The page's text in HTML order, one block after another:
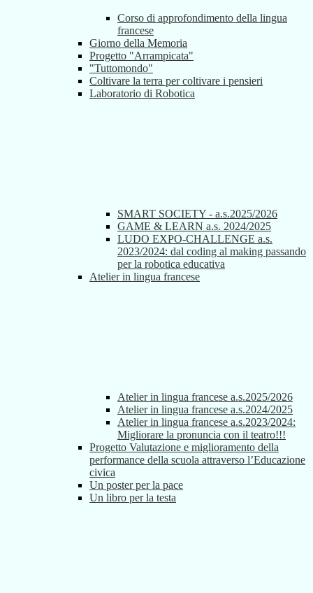
Corso di approfondimento della lingua
francese
Giorno della Memoria
Progetto "Arrampicata"
"Tuttomondo"
Coltivare la terra per coltivare i pensieri
Laboratorio di Robotica
SMART SOCIETY - a.s.2025/2026
GAME & LEARN a.s. 2024/2025
LUDO EXPO-CHALLENGE a.s.
2023/2024: dal coding al making passando
per la robotica educativa
Atelier in lingua francese
Atelier in lingua francese a.s.2025/2026
Atelier in lingua francese a.s.2024/2025
Atelier in lingua francese a.s.2023/2024:
Migliorare la pronuncia con il teatro!!!
Progetto Valutazione e miglioramento della
performance della scuola attraverso l’Educazione
civica
Un poster per la pace
Un libro per la testa